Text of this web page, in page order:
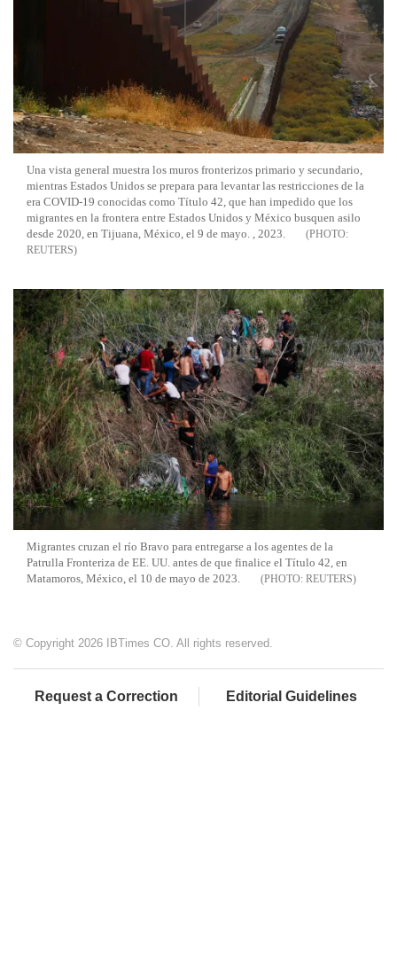
Una vista general muestra los muros fronterizos primario y secundario,
mientras Estados Unidos se prepara para levantar las restricciones de la
era COVID-19 conocidas como Título 42, que han impedido que los
migrantes en la frontera entre Estados Unidos y México busquen asilo
desde 2020, en Tijuana, México, el 9 de mayo. , 2023.
REUTERS
Migrantes cruzan el río Bravo para entregarse a los agentes de la
Patrulla Fronteriza de EE. UU. antes de que finalice el Título 42, en
Matamoros, México, el 10 de mayo de 2023.
REUTERS
© Copyright 2026 IBTimes CO. All rights reserved.
Request a Correction Editorial Guidelines